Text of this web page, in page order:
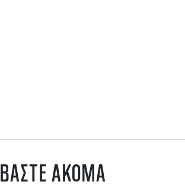
ΑΚΟΜΑ